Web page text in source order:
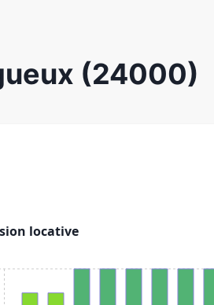
(24000)
locative